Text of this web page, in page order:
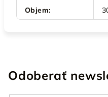
Objem:
Odoberať